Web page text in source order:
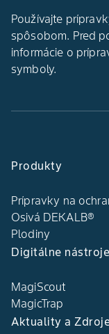
Používajte
spôsobom. Pred
informácie o
symboly.
Produkty
Prípravky na
Osivá DEKALB®
Plodiny
Digitálne nástroje
MagiScout
MagicTrap
Aktuality a